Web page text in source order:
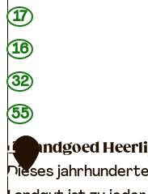
l
u
s
i
h
e
m
17
16
32
55
1
4
Landgoed
Dieses